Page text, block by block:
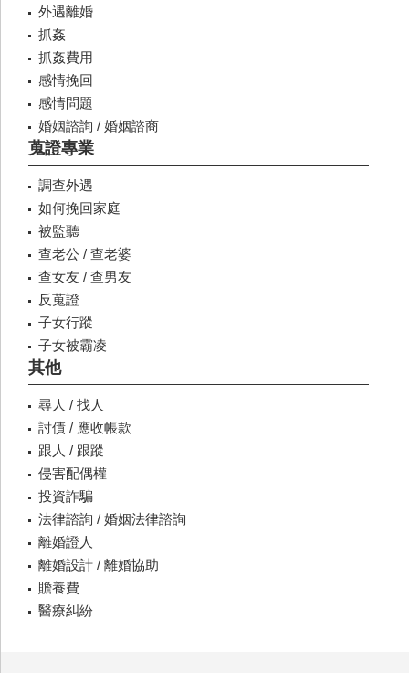
外遇離婚
抓姦
抓姦費用
感情挽回
感情問題
婚姻諮詢 / 婚姻諮商
蒐證專業
調查外遇
如何挽回家庭
被監聽
查老公 / 查老婆
查女友 / 查男友
反蒐證
子女行蹤
子女被霸凌
其他
尋人 / 找人
討債 / 應收帳款
跟人 / 跟蹤
侵害配偶權
投資詐騙
法律諮詢 / 婚姻法律諮詢
離婚證人
離婚設計 / 離婚協助
贍養費
醫療糾紛